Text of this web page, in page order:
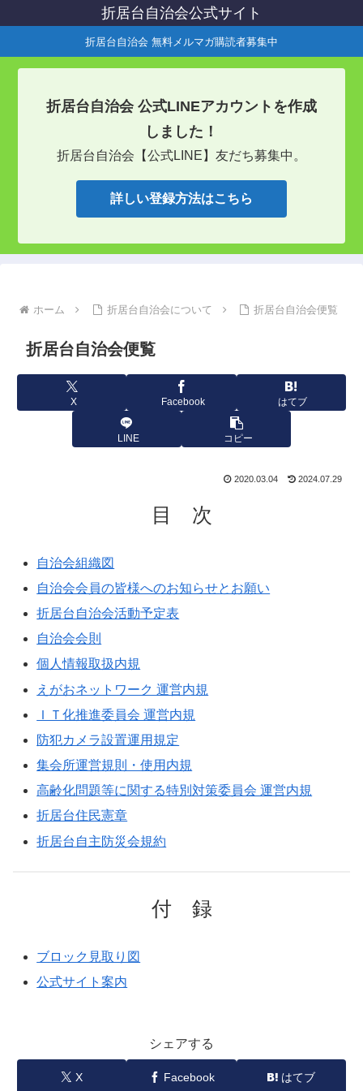
折居台自治会公式サイト
折居台自治会 無料メルマガ購読者募集中
折居台自治会 公式LINEアカウントを作成
しました！
折居台自治会【公式LINE】友だち募集中。
詳しい登録方法はこちら
ホーム 折居台自治会について 折居台自治会便覧
折居台自治会便覧
X Facebook はてブ
LINE コピー
2020.03.04 2024.07.29
目 次
自治会組織図
自治会会員の皆様へのお知らせとお願い
折居台自治会活動予定表
自治会会則
個人情報取扱内規
えがおネットワーク 運営内規
ＩＴ化推進委員会 運営内規
防犯カメラ設置運用規定
集会所運営規則・使用内規
高齢化問題等に関する特別対策委員会 運営内規
折居台住民憲章
折居台自主防災会規約
付 録
ブロック見取り図
公式サイト案内
シェアする
X Facebook はてブ